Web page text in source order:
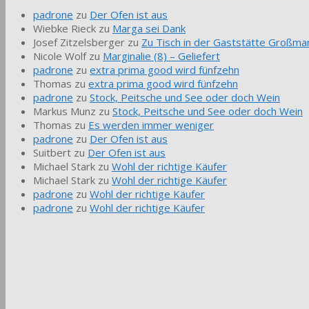
padrone zu Der Ofen ist aus
Wiebke Rieck zu Marga sei Dank
Josef Zitzelsberger zu Zu Tisch in der Gaststätte
Nicole Wolfzu Marginalie (8) – Geliefert
padrone zu extra prima good wird fünfzehn
Thomas zu extra prima good wird fünfzehn
padrone zu Stock, Peitsche und See oder doch Wein
Markus Munz zu Stock, Peitsche und See oder doch Wein
Thomas zu Es werden immer weniger
padrone zu Der Ofen ist aus
Suitbert zu Der Ofen ist aus
Michael Stark zu Wohl der richtige Käufer
Michael Stark zu Wohl der richtige Käufer
padrone zu Wohl der richtige Käufer
padrone zu Wohl der richtige Käufer